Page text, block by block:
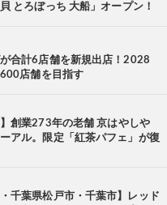
とろぼっち 大船」オープン！
合計6店舗を新規出店！2028
店舗を目指す
】創業273年の老舗 京はやしや
アル。限定「紅茶パフェ」が復
千葉県松戸市・千葉市】レッド